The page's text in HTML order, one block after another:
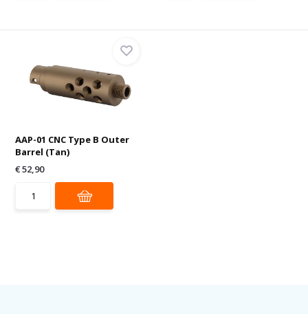
AAP-01 CNC Type B Outer
Barrel (Tan)
€ 52,90